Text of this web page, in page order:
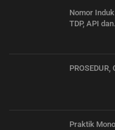
Nomor
TDP, API
PROSEDUR,
Praktik